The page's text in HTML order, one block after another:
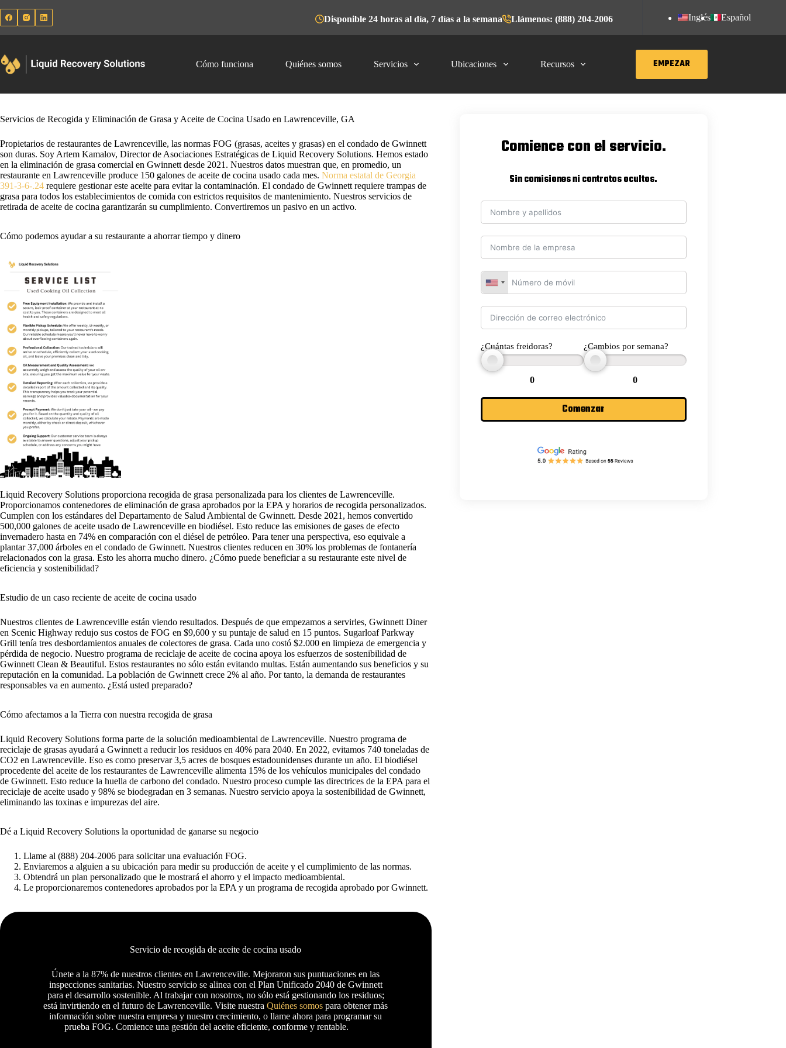
al
contenido
Disponible 24 horas al día, 7 días a la semana Llámenos: (888) 204-2006 Inglés Español
Cómo funciona Quiénes somos Servicios Ubicaciones Recursos EMPEZAR
Servicios de Recogida y Eliminación de Grasa y Aceite de Cocina Usado en Lawrenceville, GA
Propietarios de restaurantes de Lawrenceville, las normas FOG (grasas, aceites y grasas) en el condado de Gwinnett
son duras. Soy Artem Kamalov, Director de Asociaciones Estratégicas de Liquid Recovery Solutions. Hemos estado
en la eliminación de grasa comercial en Gwinnett desde 2021. Nuestros datos muestran que, en promedio, un
restaurante en Lawrenceville produce 150 galones de aceite de cocina usado cada mes. Norma estatal de Georgia
391-3-6-.24 requiere gestionar este aceite para evitar la contaminación. El condado de Gwinnett requiere trampas de
grasa para todos los establecimientos de comida con estrictos requisitos de mantenimiento. Nuestros servicios de
retirada de aceite de cocina garantizarán su cumplimiento. Convertiremos un pasivo en un activo.
Cómo podemos ayudar a su restaurante a ahorrar tiempo y dinero
Liquid Recovery Solutions proporciona recogida de grasa personalizada para los clientes de Lawrenceville.
Proporcionamos contenedores de eliminación de grasa aprobados por la EPA y horarios de recogida personalizados.
Cumplen con los estándares del Departamento de Salud Ambiental de Gwinnett. Desde 2021, hemos convertido
500,000 galones de aceite usado de Lawrenceville en biodiésel. Esto reduce las emisiones de gases de efecto
invernadero hasta en 74% en comparación con el diésel de petróleo. Para tener una perspectiva, eso equivale a
plantar 37,000 árboles en el condado de Gwinnett. Nuestros clientes reducen en 30% los problemas de fontanería
relacionados con la grasa. Esto les ahorra mucho dinero. ¿Cómo puede beneficiar a su restaurante este nivel de
eficiencia y sostenibilidad?
Estudio de un caso reciente de aceite de cocina usado
Nuestros clientes de Lawrenceville están viendo resultados. Después de que empezamos a servirles, Gwinnett Diner
en Scenic Highway redujo sus costos de FOG en $9,600 y su puntaje de salud en 15 puntos. Sugarloaf Parkway
Grill tenía tres desbordamientos anuales de colectores de grasa. Cada uno costó $2.000 en limpieza de emergencia y
pérdida de negocio. Nuestro programa de reciclaje de aceite de cocina apoya los esfuerzos de sostenibilidad de
Gwinnett Clean & Beautiful. Estos restaurantes no sólo están evitando multas. Están aumentando sus beneficios y su
reputación en la comunidad. La población de Gwinnett crece 2% al año. Por tanto, la demanda de restaurantes
responsables va en aumento. ¿Está usted preparado?
Cómo afectamos a la Tierra con nuestra recogida de grasa
Liquid Recovery Solutions forma parte de la solución medioambiental de Lawrenceville. Nuestro programa de
reciclaje de grasas ayudará a Gwinnett a reducir los residuos en 40% para 2040. En 2022, evitamos 740 toneladas de
CO2 en Lawrenceville. Eso es como preservar 3,5 acres de bosques estadounidenses durante un año. El biodiésel
procedente del aceite de los restaurantes de Lawrenceville alimenta 15% de los vehículos municipales del condado
de Gwinnett. Esto reduce la huella de carbono del condado. Nuestro proceso cumple las directrices de la EPA para el
reciclaje de aceite usado y 98% se biodegradan en 3 semanas. Nuestro servicio apoya la sostenibilidad de Gwinnett,
eliminando las toxinas e impurezas del aire.
Dé a Liquid Recovery Solutions la oportunidad de ganarse su negocio
Llame al (888) 204-2006 para solicitar una evaluación FOG.
Enviaremos a alguien a su ubicación para medir su producción de aceite y el cumplimiento de las normas.
Obtendrá un plan personalizado que le mostrará el ahorro y el impacto medioambiental.
Le proporcionaremos contenedores aprobados por la EPA y un programa de recogida aprobado por Gwinnett.
Servicio de recogida de aceite de cocina usado
Únete a la 87% de nuestros clientes en Lawrenceville. Mejoraron sus puntuaciones en las
inspecciones sanitarias. Nuestro servicio se alinea con el Plan Unificado 2040 de Gwinnett
para el desarrollo sostenible. Al trabajar con nosotros, no sólo está gestionando los residuos;
está invirtiendo en el futuro de Lawrenceville. Visite nuestraQuiénes somospara obtener más
información sobre nuestra empresa y nuestro crecimiento, o llame ahora para programar su
prueba FOG. Comience una gestión del aceite eficiente, conforme y rentable.
Comience con el servicio.
Sin comisiones ni contratos ocultos.
¿Cuántas freidoras?
0
¿Cambios por semana?
0
Comenzar